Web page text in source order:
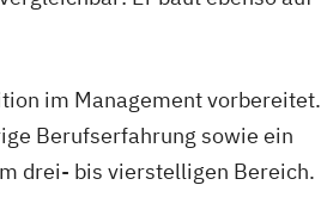
im Management vorbereitet.
Berufserfahrung sowie ein
drei- bis vierstelligen Bereich.